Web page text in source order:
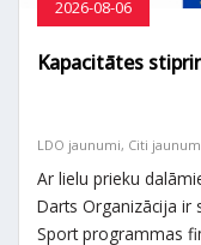
2026-08-06
Kapacitātes
LDO jaunumi, Citi
Ar lielu prieku
Darts Organizācija ir
Sport programmas